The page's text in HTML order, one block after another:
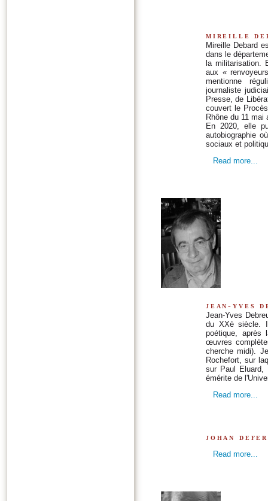
mireille
Mireille Debard
dans le
la militarisation.
aux «
mentionne
journaliste
Presse, de
couvert le
Rhône du 11 mai
En 2020, elle
autobiographie
sociaux et
Read more...
jean-yves
Jean-Yves
du XXè siècle.
poétique, après
œuvres
cherche midi).
Rochefort, sur
sur Paul Eluard,
émérite de
Read more...
johan defer
Read more...